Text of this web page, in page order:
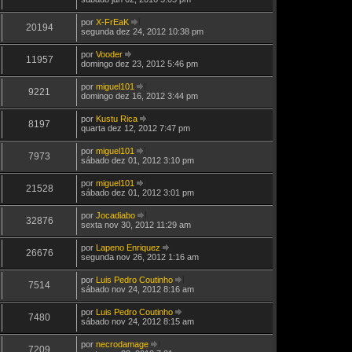
a
M
e
s
a
e
a
ú
l
t
a
M
e
n
s
a
g
e
m
a
a
ú
l
m
a
M
e
n
s
a
g
e
20194 por X-FrEaK
V
e
a
ú
l
t
m
a
M
e
n
s
a
g
e
segunda dez 24, 2012 10:38 pm
11957 por Vooder
V
a
a
ú
l
m
a
M
e
n
s
a
g
e
domingo dez 23, 2012 5:46 pm
9221 por miguel101
V
a
a
ú
t
a
M
e
s
a
g
e
domingo dez 16, 2012 3:44 pm
8197 por Kustu Rica
V
a
ú
t
a
M
e
n
s
a
g
e
quarta dez 12, 2012 7:47 pm
7973 por miguel101
V
a
ú
t
a
M
e
n
s
a
g
e
sábado dez 01, 2012 3:10 pm
21528 por miguel101
V
a
ú
l
t
a
M
e
n
s
a
g
sábado dez 01, 2012 3:01 pm
32876 por Jocadiabo
V
a
a
ú
l
t
a
M
e
n
sexta nov 30, 2012 11:29 am
26676 por Lapeno Enriquez
V
a
a
ú
l
t
segunda nov 26, 2012 1:16 am
7514 por Luis Pedro Coutinho
V
a
ú
sábado nov 24, 2012 8:16 am
7480 por Luis Pedro Coutinho
V
sábado nov 24, 2012 8:15 am
7209 por necrodamage